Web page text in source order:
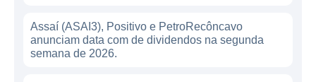
Assaí (ASAI3), Positivo e PetroRecôncavo
anunciam data com de dividendos na segunda
semana de 2026.